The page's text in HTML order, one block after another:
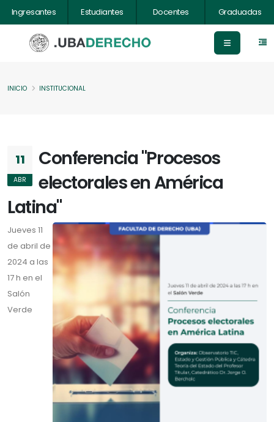
Ingresantes Estudiantes Docentes Graduadas
INICIO INSTITUCIONAL
11
ABR
Conferencia "Procesos
electorales en América
Latina"
Jueves 11
de abril de
2024 a las
17 h en el
Salón
Verde